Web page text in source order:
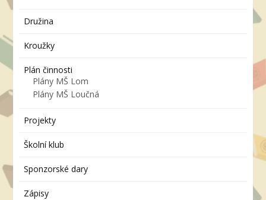
Družina
Kroužky
Plán činnosti
Plány MŠ Lom
Plány MŠ Loučná
Projekty
Školní klub
Sponzorské dary
Zápisy